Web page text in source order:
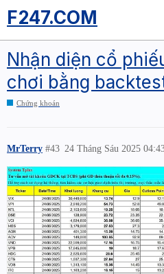
F247.COM
Nhận diện cổ
chơi bằng
Chứng khoán
MrTerry 24 Tháng Sáu 2025
#43